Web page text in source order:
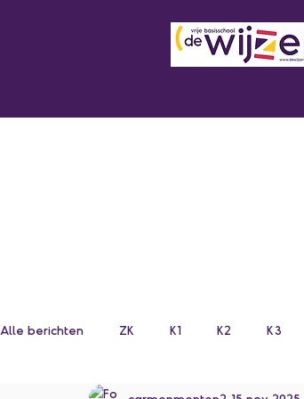
Alle berichten ZK K1 K2 K3